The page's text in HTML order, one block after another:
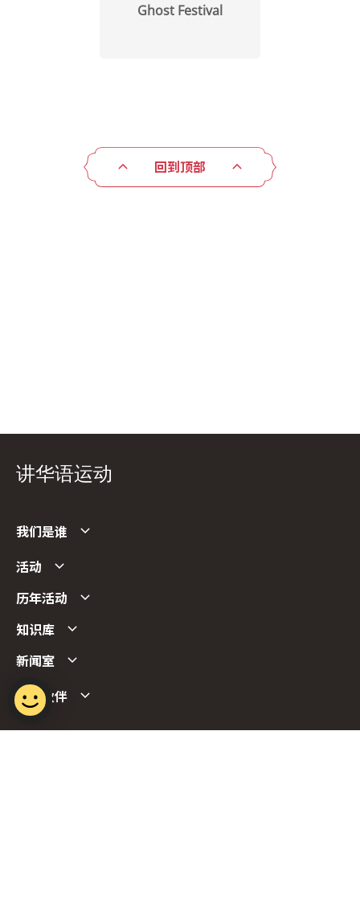
Ghost Festival
回到顶部
讲华语运动
我们是谁
活动
历年活动
知识库
新闻室
合作伙伴